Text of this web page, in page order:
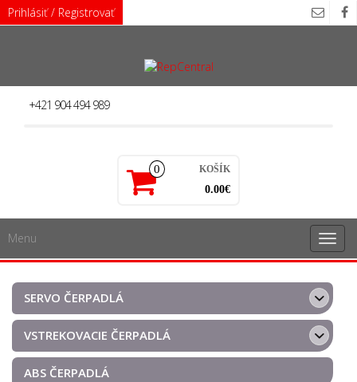
Skip
to
Prihlásiť / Registrovať
+421 904 494 989
0 KOŠÍK
0.00€
Menu
SERVO ČERPADLÁ
VSTREKOVACIE ČERPADLÁ
ABS ČERPADLÁ